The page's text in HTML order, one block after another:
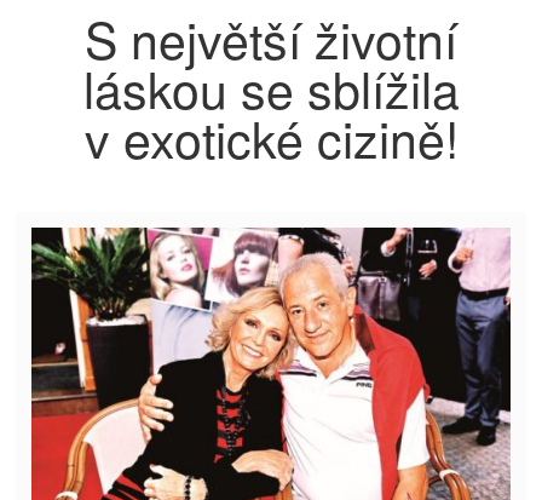
S největší životní
láskou se sblížila
v exotické cizině!